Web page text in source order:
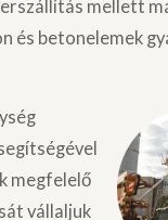
mellett
és betonelemek
megfelelő
vállaljuk